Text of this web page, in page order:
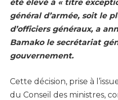
été élevé à « titre
général d’armée, soit le
d’officiers généraux, a
Bamako le secrétariat
gouvernement.
Cette décision, prise à
du Conseil des ministres,